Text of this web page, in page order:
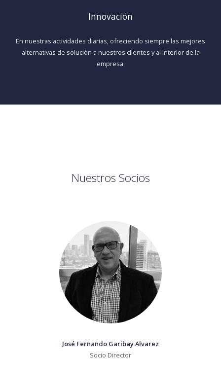
Innovación
En nuestras actividades diarias, ofreciendo siempre las mejores
alternativas de solución a nuestros clientes y al interior de la
empresa.
Nuestros Socios
José Fernando Garibay Alvarez
Socio Director